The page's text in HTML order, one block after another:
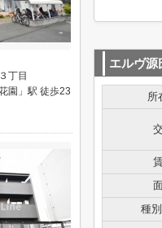
エルヴ源
所
種
丁目
園」駅 徒歩23